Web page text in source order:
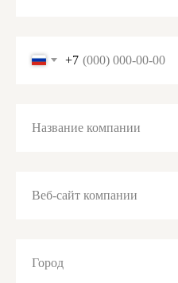
+7
Название компании
Веб-сайт компании
Город